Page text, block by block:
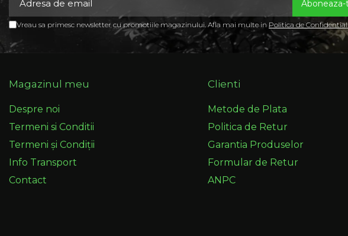
Vreau sa primesc newsletter cu promotiile magazinului. Afla mai multe in Politica de
Magazinul meu
Despre noi
Termeni si Conditii
Termeni și Condiții
Info Transport
Contact
Clienti
Metode de Plata
Politica de Retur
Garantia Produselor
Formular de Retur
ANPC